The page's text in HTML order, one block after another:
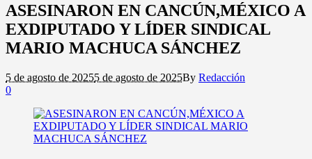
ASESINARON EN CANCÚN,MÉXICO A
EXDIPUTADO Y LÍDER SINDICAL
MARIO MACHUCA SÁNCHEZ
5 de agosto de 20255 de agosto de 2025By Redacción
0